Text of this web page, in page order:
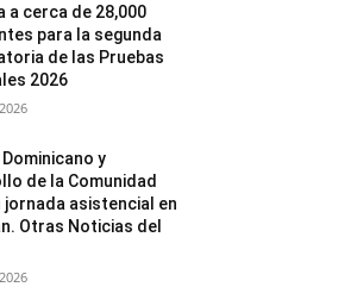
a cerca de 28,000
para la segunda
de las Pruebas
2026
y
de la Comunidad
jornada asistencial en
Otras Noticias del